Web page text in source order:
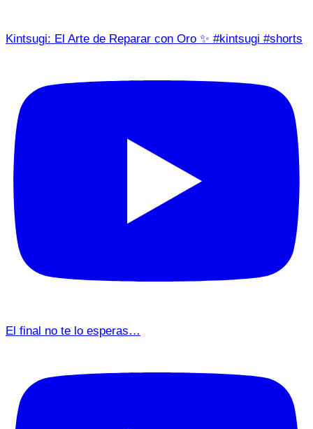
Kintsugi: El Arte de Reparar con Oro ✨ #kintsugi #shorts
El final no te lo esperas…